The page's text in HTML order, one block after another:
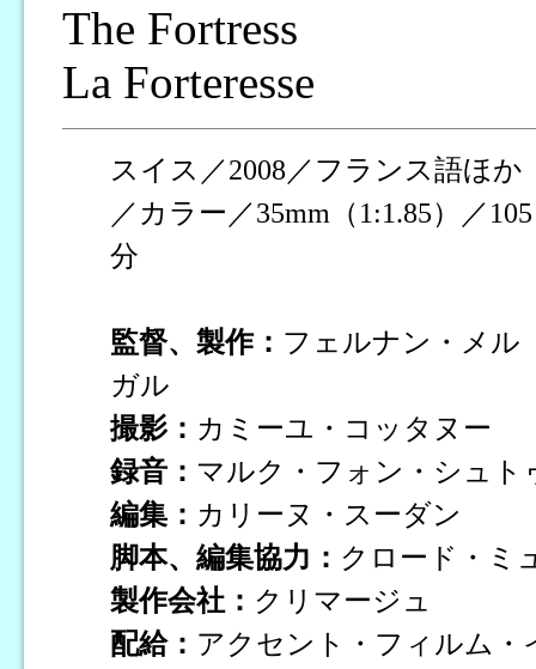
The Fortress
La Forteresse
スイス／2008／フランス語ほか
／カラー／35mm（1:1.85）／105
分
監督、製作： フェルナン・メル
ガル
撮影： カミーユ・コッタヌー
録音： マルク・フォン・シュト
編集： カリーヌ・スーダン
脚本、編集協力： クロード・ミ
製作会社： クリマージュ
配給： アクセント・フィルム